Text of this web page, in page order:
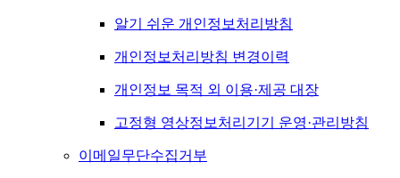
알기 쉬운 개인정보처리방침
개인정보처리방침 변경이력
개인정보 목적 외 이용·제공 대장
고정형 영상정보처리기기 운영·관리방침
이메일무단수집거부